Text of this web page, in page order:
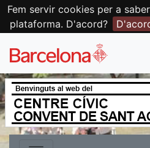
Fem servir cookies per a
plataforma. D'acord?